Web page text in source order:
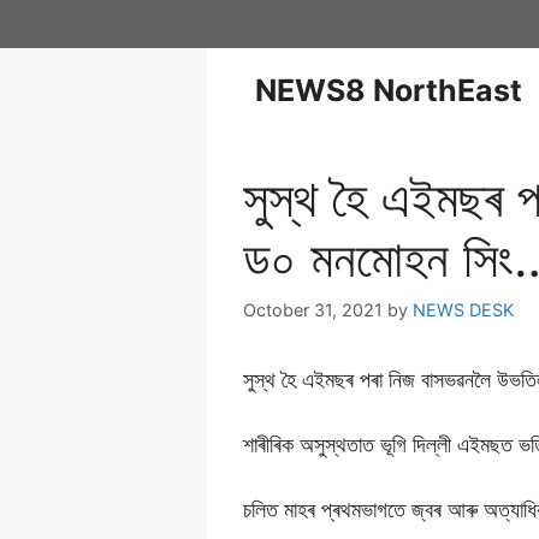
NEWS8 NorthEast
সুস্থ হৈ এইমছৰ
ড০ মনমোহন
October 31, 2021 by NEWS DESK
সুস্থ হৈ এইমছৰ পৰা নিজ বাসভৱনলৈ
শাৰীৰিক অসুস্থতাত ভূগি দিল্লী এইমছত
চলিত মাহৰ প্ৰথমভাগতে জ্বৰ আৰু অত্যাধিক